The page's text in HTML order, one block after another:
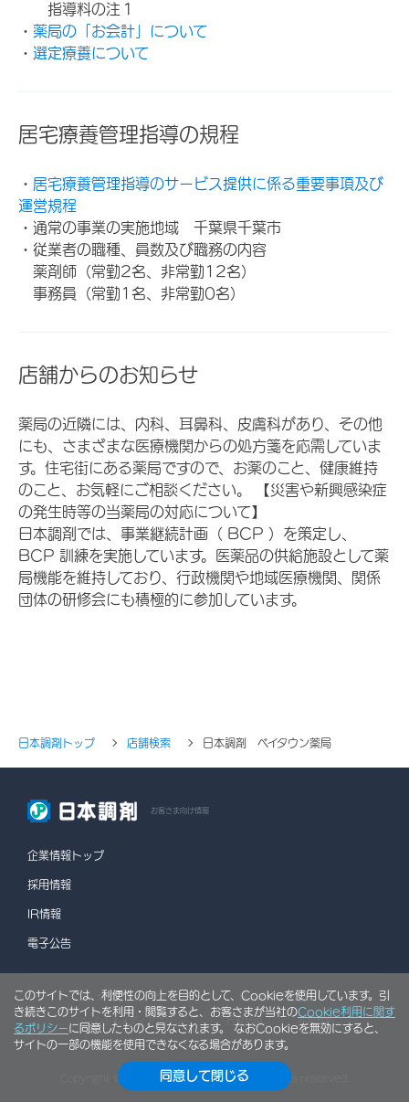
指導料の注１
・ 薬局の「お会計」について
・ 選定療養について
居宅療養管理指導の規程
・ 居宅療養管理指導のサービス提供に係る重要事項及び
運営規程
・通常の事業の実施地域 千葉県千葉市
・従業者の職種、員数及び職務の内容
薬剤師（常勤2名、非常勤12名）
事務員（常勤1名、非常勤0名）
店舗からのお知らせ
薬局の近隣には、内科、耳鼻科、皮膚科があり、その他
にも、さまざまな医療機関からの処方箋を応需していま
す。住宅街にある薬局ですので、お薬のこと、健康維持
のこと、お気軽にご相談ください。 【災害や新興感染症
の発生時等の当薬局の対応について】
日本調剤では、事業継続計画（ BCP ）を策定し、
BCP 訓練を実施しています。医薬品の供給施設として薬
局機能を維持しており、行政機関や地域医療機関、関係
団体の研修会にも積極的に参加しています。
日本調剤トップ 店舗検索 日本調剤 ベイタウン薬局
お客さま向け情報
企業情報トップ
採用情報
IR情報
電子公告
情報セキュリティポリシー 個人情報保護方針
利用規約
サイトマップ
Copyright © NIHON CHOUZAI Co., Ltd. All rights reserved.
このサイトでは、利便性の向上を目的として、Cookieを使用しています。引
き続きこのサイトを利用・閲覧すると、お客さまが当社のCookie利用に関す
るポリシーに同意したものと見なされます。 なおCookieを無効にすると、
サイトの一部の機能を使用できなくなる場合があります。
同意して閉じる